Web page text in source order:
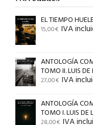
EL TIEMPO
15,00€ IVA
ANTOLOGÍA
TOMO II. LUIS
27,00€ IVA
ANTOLOGÍA
TOMO I. LUIS DE
28,00€ IVA